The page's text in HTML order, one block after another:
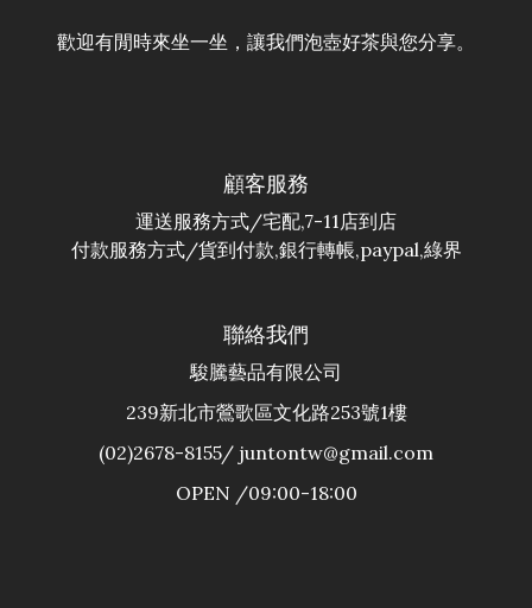
歡迎有閒時來坐一坐，讓我們泡壺好茶與您分享。
顧客服務
運送服務方式/宅配,7-11店到店
付款服務方式/貨到付款,銀行轉帳,paypal,綠界
聯絡我們
駿騰藝品有限公司
239新北市鶯歌區文化路253號1樓
(02)2678-8155/ juntontw@gmail.com
OPEN /09:00-18:00